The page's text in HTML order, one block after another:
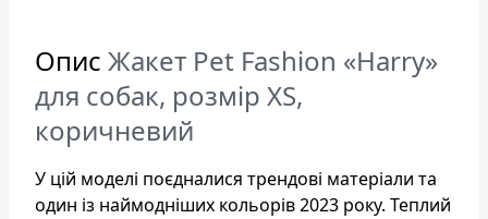
Опис Жакет Pet Fashion «Harry»
для собак, розмір XS,
коричневий
У цій моделі поєдналися трендові матеріали та
один із наймодніших кольорів 2023 року. Теплий